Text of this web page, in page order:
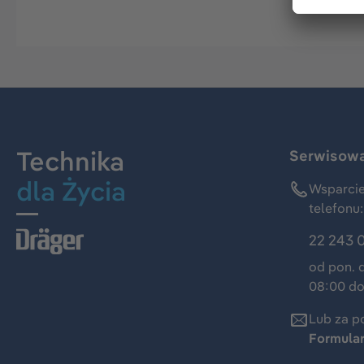
Technika
dla Życia
telefonu:
22 243
od pon.
08:00
Lub za